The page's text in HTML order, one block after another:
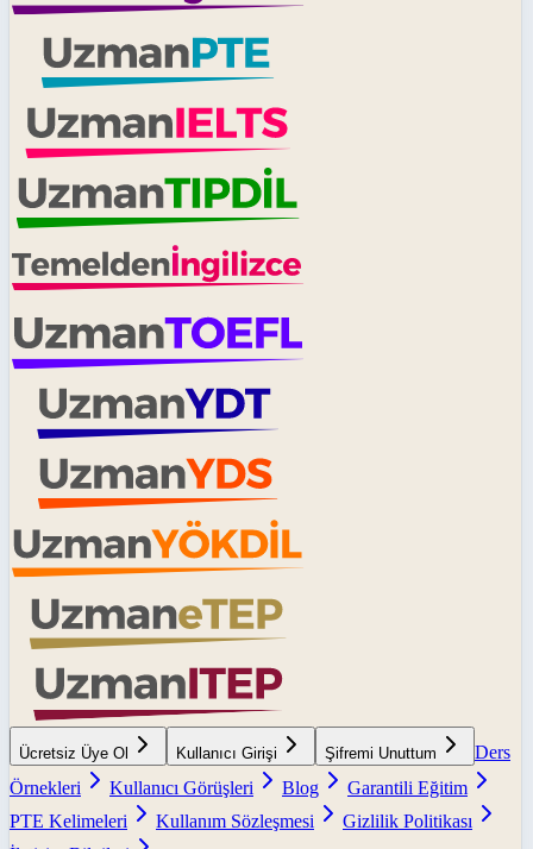
Ücretsiz Üye Ol Kullanıcı Girişi Şifremi Unuttum
Ders
Örnekleri
Kullanıcı Görüşleri Blog
Garantili Eğitim
PTE Kelimeleri
Kullanım Sözleşmesi
Gizlilik Politikası